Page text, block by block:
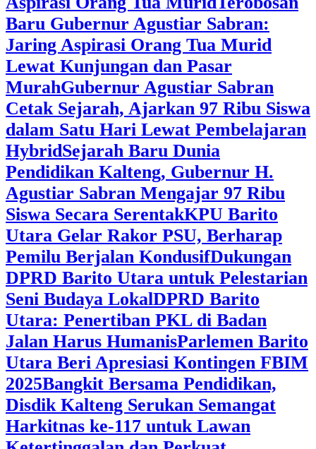
Baru Gubernur Agustiar Sabran:
Jaring Aspirasi Orang Tua Murid
Lewat Kunjungan dan Pasar
MurahGubernur Agustiar Sabran
Cetak Sejarah, Ajarkan 97 Ribu Siswa
dalam Satu Hari Lewat Pembelajaran
HybridSejarah Baru Dunia
Pendidikan Kalteng, Gubernur H.
Agustiar Sabran Mengajar 97 Ribu
Siswa Secara SerentakKPU Barito
Utara Gelar Rakor PSU, Berharap
Pemilu Berjalan KondusifDukungan
DPRD Barito Utara untuk Pelestarian
Seni Budaya LokalDPRD Barito
Utara: Penertiban PKL di Badan
Jalan Harus HumanisParlemen Barito
Utara Beri Apresiasi Kontingen FBIM
2025‎Bangkit Bersama Pendidikan,
Disdik Kalteng Serukan Semangat
Harkitnas ke-117 untuk Lawan